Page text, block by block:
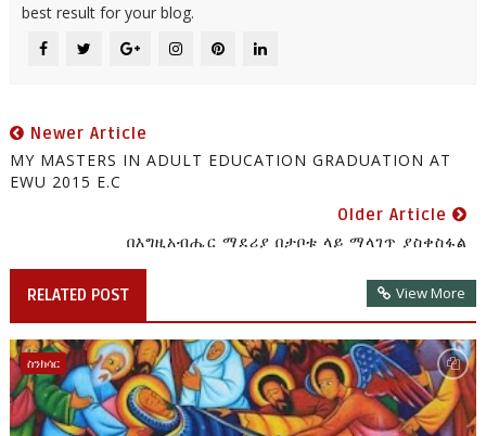
best result for your blog.
Newer Article
MY MASTERS IN ADULT EDUCATION GRADUATION AT
EWU 2015 E.C
Older Article
በእግዚአብሔር ማደሪያ በታቦቱ ላይ ማላገጥ ያስቀስፋል
RELATED POST View More
ስንክሳር